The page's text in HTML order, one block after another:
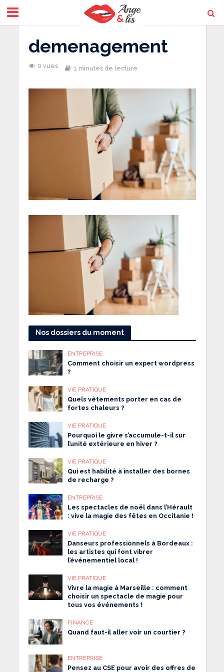
demenagement
0 vues 1 minutes de lecture
Nos dossiers du moment
ENTREPRISE
Comment choisir un expert wordpress
?
VIE PRATIQUE
Quels vêtements porter en cas de
fortes chaleurs ?
VIE PRATIQUE
Pourquoi le givre s’accumule-t-il sur
l’unité extérieure en hiver ?
VIE PRATIQUE
Qui est habilité à installer des bornes
de recharge ?
ENTREPRISE
Les spectacles de noël dans l’Hérault
: vive la magie des fêtes en Occitanie !
VIE PRATIQUE
Danseurs professionnels à Bordeaux :
les artistes qui font vibrer
l’événementiel local !
VIE PRATIQUE
Vivre la magie à Marseille : comment
choisir un spectacle de magie pour
tous vos événements !
FINANCE
Quand faut-il aller voir un courtier ?
ENTREPRISE
Pensez au CSE pour avoir des offres de